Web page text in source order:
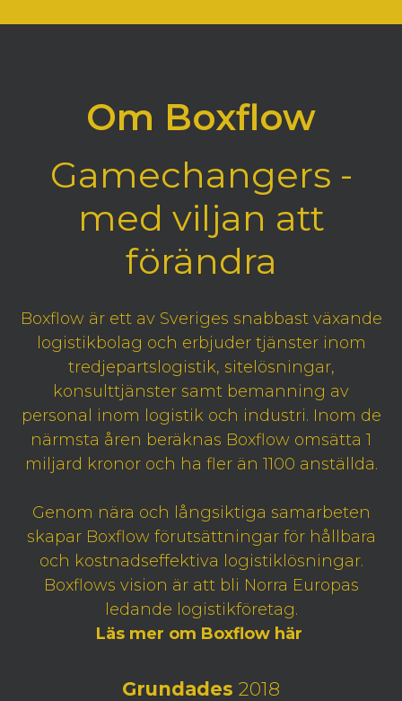
Om Boxflow
Gamechangers -
med viljan att
förändra
Boxflow är ett av Sveriges snabbast växande
logistikbolag och erbjuder tjänster inom
tredjepartslogistik, sitelösningar,
konsulttjänster samt bemanning av
personal inom logistik och industri. Inom de
närmsta åren beräknas Boxflow omsätta 1
miljard kronor och ha fler än 1100 anställda.
Genom nära och långsiktiga samarbeten
skapar Boxflow förutsättningar för hållbara
och kostnadseffektiva logistiklösningar.
Boxflows vision är att bli Norra Europas
ledande logistikföretag.
Läs mer om Boxflow här
Grundades 2018